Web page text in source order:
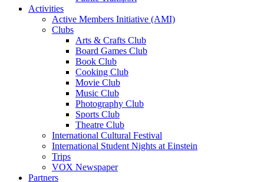
Activities
Active Members Initiative (AMI)
Clubs
Arts & Crafts Club
Board Games Club
Book Club
Cooking Club
Movie Club
Music Club
Photography Club
Sports Club
Theatre Club
International Cultural Festival
International Student Nights at Einstein
Trips
VOX Newspaper
Partners